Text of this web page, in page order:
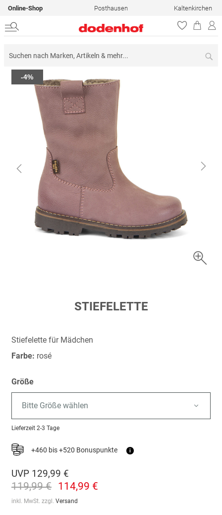
Online-Shop Posthausen Kaltenkirchen
Ende
Bildergalerie
-4%
springen
STIEFELETTE
Stiefelette für Mädchen
Farbe: rosé
Größe
Bitte Größe wählen
Lieferzeit 2-3 Tage
+460 bis +520 Bonuspunkte i
UVP 129,99 €
119,99 € 114,99 €
inkl. MwSt. zzgl. Versand